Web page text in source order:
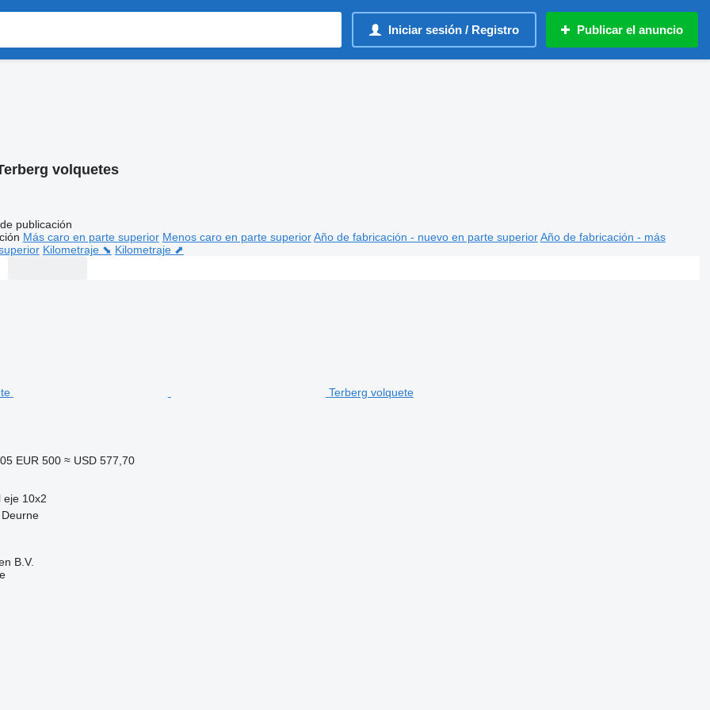
Iniciar sesión / Registro Publicar el anuncio
volquetes
publicación
Más caro en parte superior Menos caro en parte superior Año de fabricación - nuevo en parte superior Año de fabricación - más
Kilometraje ⬊ Kilometraje ⬈
Terberg volquete
EUR 500 ≈ USD 577,70
eje 10x2
B.V.